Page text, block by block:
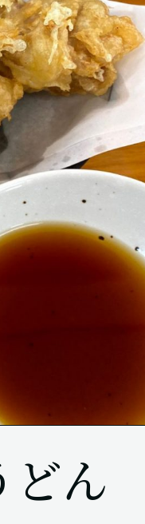
ん